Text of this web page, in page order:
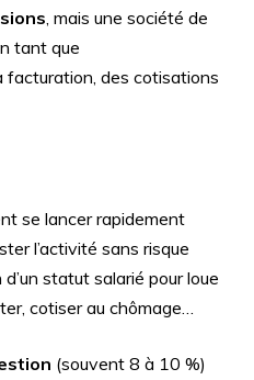
, mais une société de
tant que
facturation, des cotisations
se lancer rapidement
l’activité sans risque
statut salarié pour loue
cotiser au chômage…
(souvent 8 à 10 %)